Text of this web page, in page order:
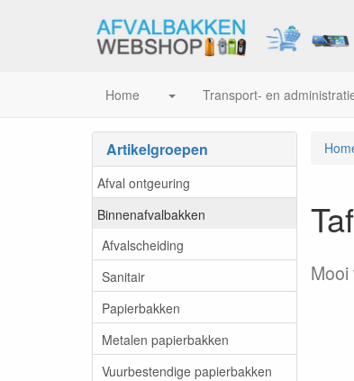
Home Transport- en
Artikelgroepen
Afval ontgeuring
Binnenafvalbakken
Afvalscheiding
Sanitair
Papierbakken
Metalen papierbakken
Vuurbestendige papierbakken